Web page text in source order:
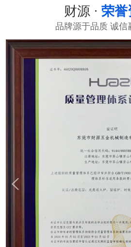
财源 · 荣誉
品牌源于品质 诚信